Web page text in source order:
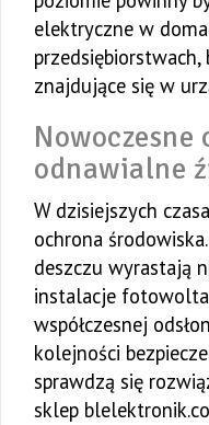
elektryczne w
przedsiębiorstwach,
znajdujące się w
Nowoczesne
odnawialne
W dzisiejszych
ochrona
deszczu wyrastają
instalacje
współczesnej
kolejności
sprawdzą się
sklep